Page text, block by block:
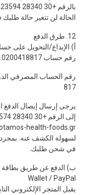
الحالة لن تتغير حالة
12. طرق الدفع
أ) الإيداع/التحويل على
رقم حساب EUROBANK: 0026.0331.42.0200418817
817
يرجى إرسال إيصال الدفع
لسهولة الكشف عنه.
في شحن طلبك.
Wallet / PayPal